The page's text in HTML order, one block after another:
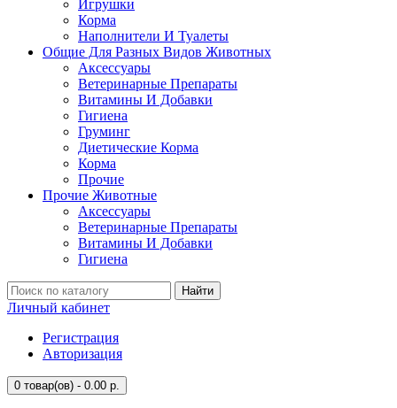
Игрушки
Корма
Наполнители И Туалеты
Общие Для Разных Видов Животных
Аксессуары
Ветеринарные Препараты
Витамины И Добавки
Гигиена
Груминг
Диетические Корма
Корма
Прочие
Прочие Животные
Аксессуары
Ветеринарные Препараты
Витамины И Добавки
Гигиена
Найти
Личный кабинет
Регистрация
Авторизация
0 товар(ов) - 0.00 р.